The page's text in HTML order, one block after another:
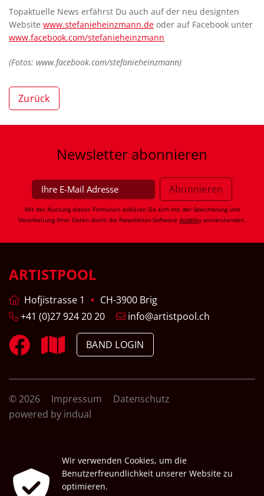
Topaktuelle News erfährst Du auch auf der neu designten
Website www.stefanieheinzmann.de oder auf Facebook unter
www.facebook.com/stefanieheinzmann
(Fotos: www.facebook.com/stefanieheinzmann)
Zurück
Newsletter abonnieren
Mit der Nutzung dieses Formulars erklären Sie sich mit der Speicherung und
Verarbeitung Ihrer Daten durch die Newsletter-Software dodeley einverstanden.
ARTISTPOOL
Hofjistrasse 1
CH-3900 Brig
+41 (0)27 924 20 20
info@artistpool.ch
BAND LOGIN
© 2026 Impressum
Datenschutz
powered by indual
Wir verwenden Cookies, um die
Benutzerfreundlichkeit unserer Website zu
optimieren.